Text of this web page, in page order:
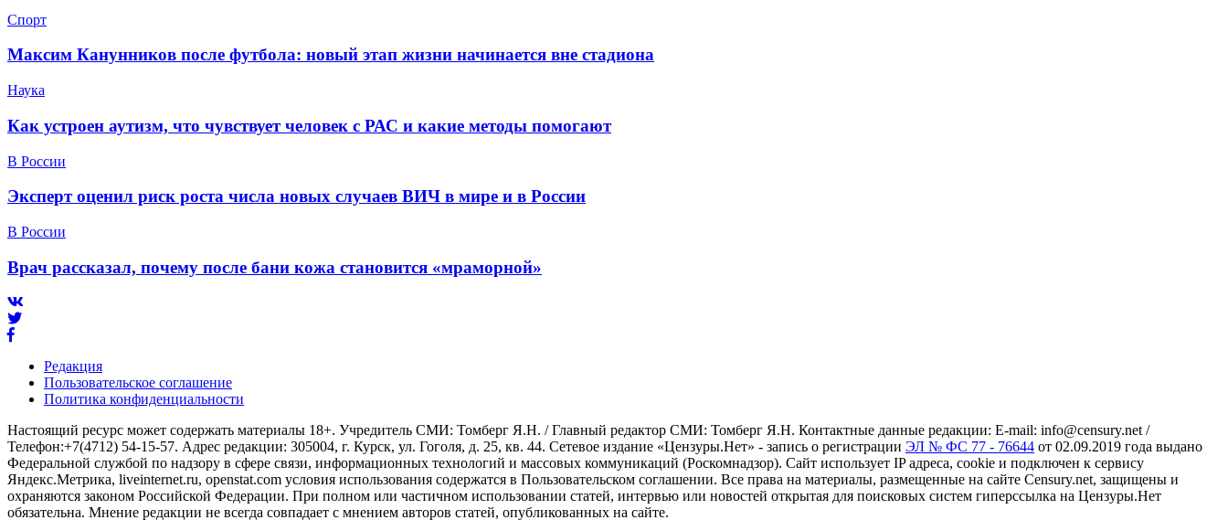
Спорт
Максим Канунников после футбола: новый этап жизни начинается вне стадиона
Наука
Как устроен аутизм, что чувствует человек с РАС и какие методы помогают
В России
Эксперт оценил риск роста числа новых случаев ВИЧ в мире и в России
В России
Врач рассказал, почему после бани кожа становится «мраморной»
Редакция
Пользовательское соглашение
Политика конфиденциальности
Настоящий ресурс может содержать материалы 18+. Учредитель СМИ: Томберг Я.Н. / Главный редактор СМИ: Томберг Я.Н. Контактные данные редакции: E-mail: info@censury.net /
Телефон:+7(4712) 54-15-57. Адрес редакции: 305004, г. Курск, ул. Гоголя, д. 25, кв. 44. Сетевое издание «Цензуры.Нет» - запись о регистрации ЭЛ № ФС 77 - 76644 от 02.09.2019 года выдано
Федеральной службой по надзору в сфере связи, информационных технологий и массовых коммуникаций (Роскомнадзор). Сайт использует IP адреса, cookie и подключен к сервису
Яндекс.Метрика, liveinternet.ru, openstat.com условия использования содержатся в Пользовательском соглашении. Все права на материалы, размещенные на сайте Censury.net, защищены и
охраняются законом Российской Федерации. При полном или частичном использовании статей, интервью или новостей открытая для поисковых систем гиперссылка на Цензуры.Нет
обязательна. Мнение редакции не всегда совпадает с мнением авторов статей, опубликованных на сайте.